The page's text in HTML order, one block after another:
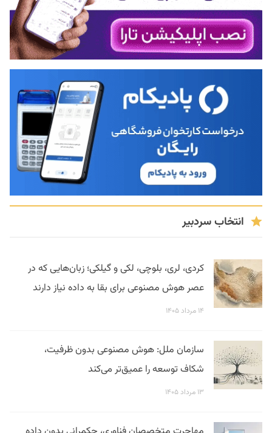
انتخاب سردبیر
کردی، لری، بلوچی، لکی و گیلکی؛ زبان‌هایی که در
عصر هوش مصنوعی برای بقا به داده نیاز دارند
۱۴ مرداد ۱۴۰۵
سازمان ملل: هوش مصنوعی بدون ظرفیت،
شکاف توسعه را عمیق‌تر می‌کند
۱۳ مرداد ۱۴۰۵